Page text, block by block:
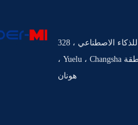
مركز DOBE Yuelu للذكاء الاصطناعي ، 328
Xiaoxiang Middle Road ، منطقة Yuelu ، Changsha ،
هونان